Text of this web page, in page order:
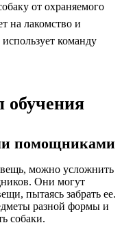
от охраняемого
на лакомство и
команду
обучения
помощниками
вещь, можно усложнить
Они могут
пытаясь забрать ее.
разной формы и
собаки.